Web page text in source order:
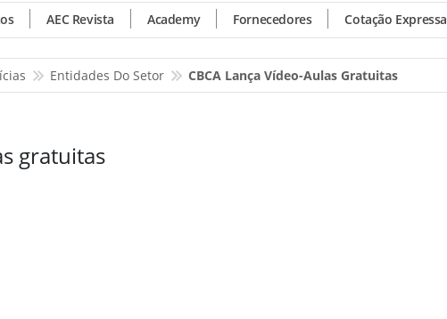
AEC Revista Academy Fornecedores Cotação Expressa
Entidades Do Setor CBCA Lança Vídeo-Aulas Gratuitas
gratuitas